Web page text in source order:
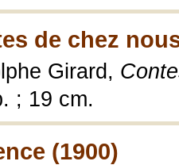
de chez
Girard,
; 19 cm.
(1900)